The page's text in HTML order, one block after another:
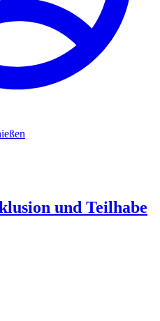
und Teilhabe